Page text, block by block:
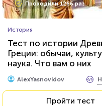
Проходили 1266 раз
История
Тест по истории
Греции: обычаи,
наука. Что вам о них
известно?
AlexYasnovidov
Пройти тест